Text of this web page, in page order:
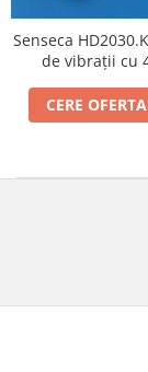
Senseca
de vibrații cu
CERE OFERTA